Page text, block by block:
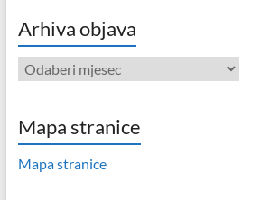
Arhiva objava
Arhiva
objava
Mapa stranice
Mapa stranice